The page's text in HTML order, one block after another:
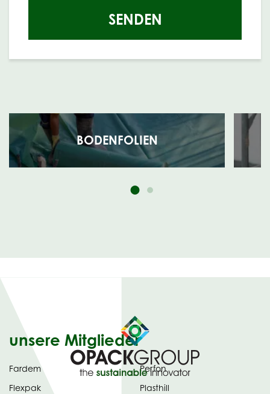
SENDEN
BODENFOLIEN
unsere Mitglieder
Fardem
Flexpak
Perfon
Plasthill